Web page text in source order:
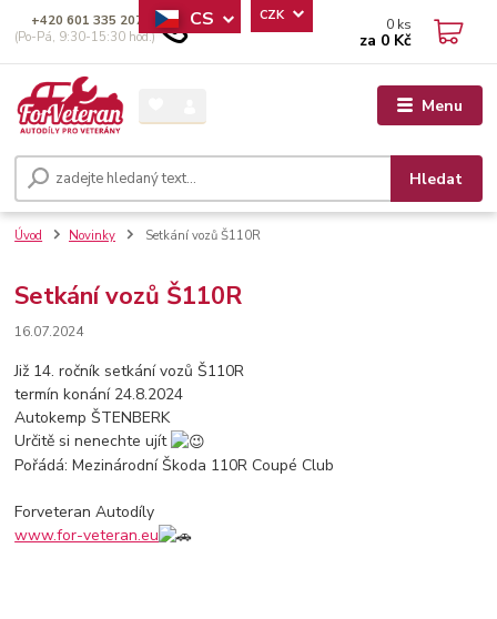
Menu
CS CZK
Hledat
+420 601 335 207
(Po-Pá, 9:30-15:30 hod.)
0 ks
za 0 Kč
Úvod Novinky Setkání vozů Š110R
Setkání vozů Š110R
16.07.2024
Již 14. ročník setkání vozů Š110R
termín konání 24.8.2024
Autokemp ŠTENBERK
Určitě si nenechte ujít
Pořádá: Mezinárodní Škoda 110R Coupé Club
Forveteran Autodíly
www.for-veteran.eu